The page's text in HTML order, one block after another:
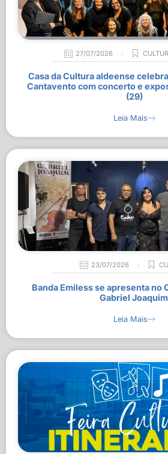
27/07/2026
Casa da Cultura aldeense
Cantavento com concerto e
(29)
Leia Mais
23/07/2026
Banda Emiless se apresenta no
Gabriel Joaquim
Leia Mais